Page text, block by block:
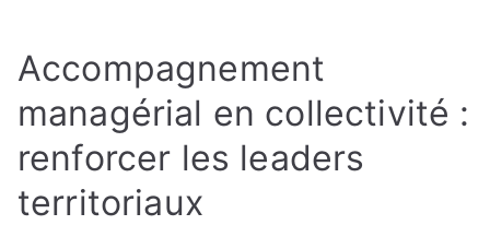
Accompagnement
managérial en collectivité :
renforcer les leaders
territoriaux